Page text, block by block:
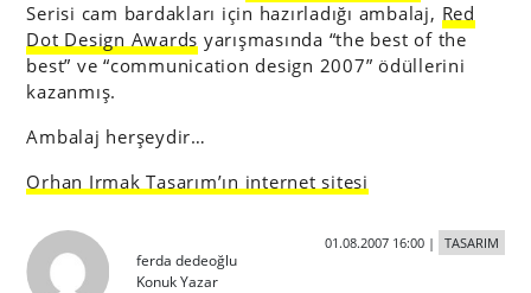
Serisi cam bardakları için hazırladığı ambalaj, Red
Dot Design Awards yarışmasında “the best of the
best” ve “communication design 2007” ödüllerini
kazanmış.
Ambalaj herşeydir…
Orhan Irmak Tasarım’ın internet sitesi
ferda dedeoğlu
Konuk Yazar
01.08.2007 16:00| TASARIM